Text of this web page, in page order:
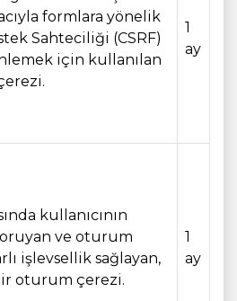
formlara yönelik
Sahteciliği (CSRF)
için kullanılan
1
ay
kullanıcının
ve oturum
işlevsellik sağlayan,
oturum çerezi.
1
ay